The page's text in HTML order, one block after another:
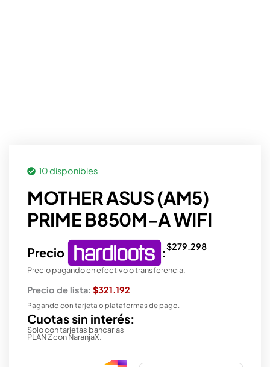
10 disponibles
MOTHER ASUS (AM5)
PRIME B850M-A WIFI
Precio :$279.298
Precio pagando en efectivo o transferencia.
Precio de lista: $321.192
Pagando con tarjeta o plataformas de pago.
Cuotas sin interés:
Solo con tarjetas bancarias
PLAN Z con NaranjaX.